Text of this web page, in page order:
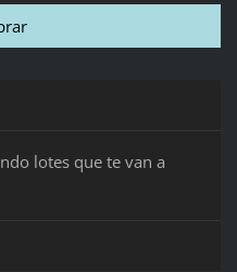
lotes que te van a